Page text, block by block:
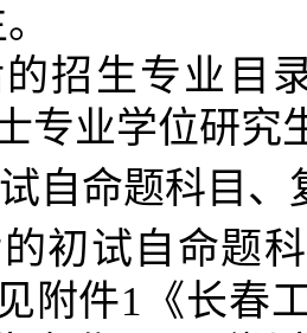
招生专业目
专业学位研究
自命题科目、
初试自命题
附件1 《长春